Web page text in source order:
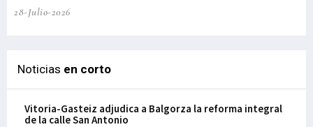
28-Julio-2026
Noticias en corto
Vitoria-Gasteiz adjudica a Balgorza la reforma integral
de la calle San Antonio